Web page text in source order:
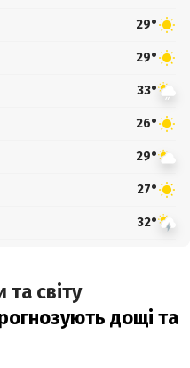
29°
29°
33°
26°
29°
27°
32°
світу
дощі та